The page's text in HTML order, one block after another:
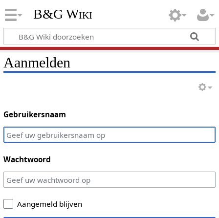
B&G Wiki
Aanmelden
Gebruikersnaam
Wachtwoord
Aangemeld blijven